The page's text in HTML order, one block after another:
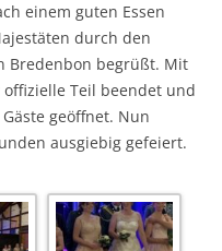
einem guten Essen
durch den
Bredenbon begrüßt. Mit
Teil beendet und
geöffnet. Nun
ausgiebig gefeiert.